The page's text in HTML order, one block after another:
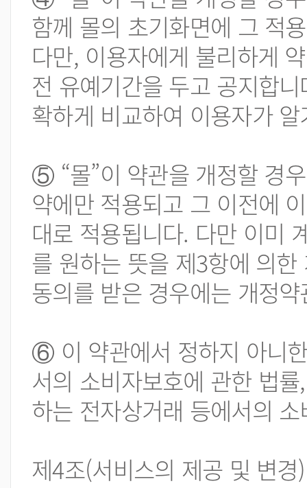
함께 몰의 초기화면에 그 적
다만, 이용자에게 불리하게
전 유예기간을 두고 공지합
확하게 비교하여 이용자가
⑤ “몰”이 약관을 개정할 경
약에만 적용되고 그 이전에
대로 적용됩니다. 다만 이미
를 원하는 뜻을 제3항에 의
동의를 받은 경우에는 개정
⑥ 이 약관에서 정하지 아니
서의 소비자보호에 관한 법
하는 전자상거래 등에서의
제4조(서비스의 제공 및 변경)